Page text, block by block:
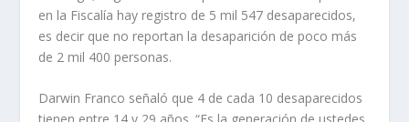
en la Fiscalía hay registro de 5 mil 547 desaparecidos,
es decir que no reportan la desaparición de poco más
de 2 mil 400 personas.
Darwin Franco señaló que 4 de cada 10 desaparecidos